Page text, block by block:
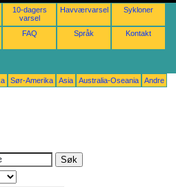
10-dagers
varsel
Havværvarsel Sykloner
FAQ Språk Kontakt
Sør-Amerika Asia Australia-Oseania Andre